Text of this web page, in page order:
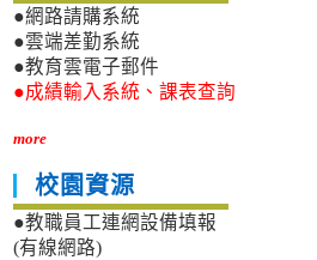
●網路請購系統
●雲端差勤系統
●教育雲電子郵件
●成績輸入系統、課表查詢
more
校園資源
●教職員工連網設備填報
(有線網路)